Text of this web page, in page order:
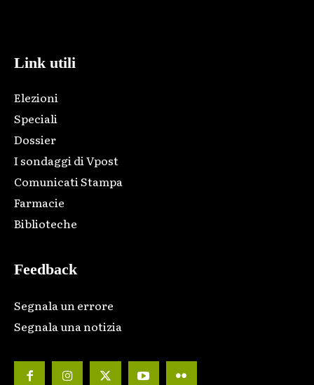
Link utili
Elezioni
Speciali
Dossier
I sondaggi di Vpost
Comunicati Stampa
Farmacie
Biblioteche
Feedback
Segnala un errore
Segnala una notizia